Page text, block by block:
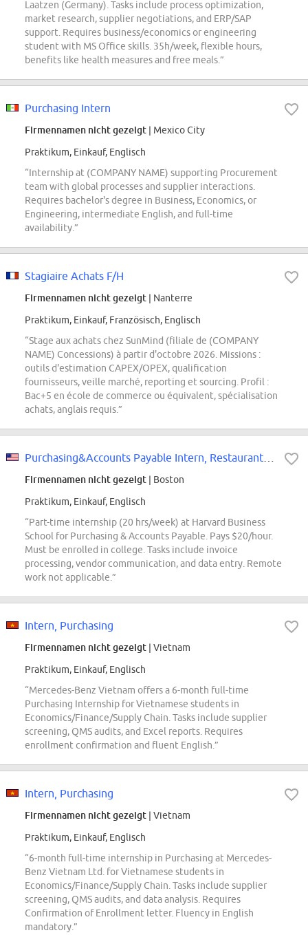
Laatzen (Germany). Tasks include process optimization,
market research, supplier negotiations, and ERP/SAP
support. Requires business/economics or engineering
student with MS Office skills. 35h/week, flexible hours,
benefits like health measures and free meals.”
Purchasing Intern
Firmennamen nicht gezeigt | Mexico City
Praktikum, Einkauf, Englisch
“Internship at (COMPANY NAME) supporting Procurement
team with global processes and supplier interactions.
Requires bachelor's degree in Business, Economics, or
Engineering, intermediate English, and full-time
availability.”
Stagiaire Achats F/H
Firmennamen nicht gezeigt | Nanterre
Praktikum, Einkauf, Französisch, Englisch
“Stage aux achats chez SunMind (filiale de (COMPANY
NAME) Concessions) à partir d'octobre 2026. Missions :
outils d'estimation CAPEX/OPEX, qualification
fournisseurs, veille marché, reporting et sourcing. Profil :
Bac+5 en école de commerce ou équivalent, spécialisation
achats, anglais requis.”
Firmennamen nicht gezeigt | Boston
Praktikum, Einkauf, Englisch
“Part-time internship (20 hrs/week) at Harvard Business
School for Purchasing & Accounts Payable. Pays $20/hour.
Must be enrolled in college. Tasks include invoice
processing, vendor communication, and data entry. Remote
work not applicable.”
Intern, Purchasing
Firmennamen nicht gezeigt | Vietnam
Praktikum, Einkauf, Englisch
“Mercedes-Benz Vietnam offers a 6-month full-time
Purchasing Internship for Vietnamese students in
Economics/Finance/Supply Chain. Tasks include supplier
screening, QMS audits, and Excel reports. Requires
enrollment confirmation and fluent English.”
Intern, Purchasing
Firmennamen nicht gezeigt | Vietnam
Praktikum, Einkauf, Englisch
“6-month full-time internship in Purchasing at Mercedes-
Benz Vietnam Ltd. for Vietnamese students in
Economics/Finance/Supply Chain. Tasks include supplier
screening, QMS audits, and data analysis. Requires
Confirmation of Enrollment letter. Fluency in English
mandatory.”